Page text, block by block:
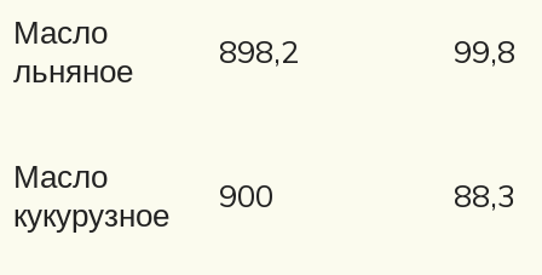
Масло
льняное
898,2 99,8
Масло
кукурузное
900 88,3